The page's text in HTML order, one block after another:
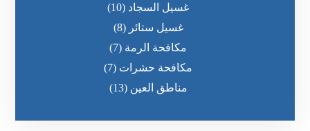
غسيل السجاد (10)
غسيل ستائر (8)
مكافحة الرمة (7)
مكافحة حشرات (7)
مناطق العين (13)